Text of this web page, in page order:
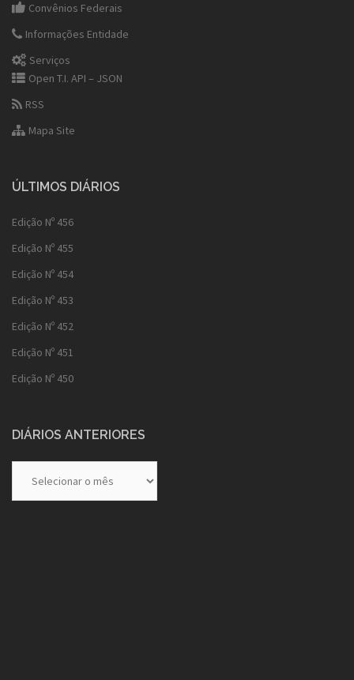
Convênios Federais
Informações Entidade
Serviços
Open T.I. API – JSON
RSS
Mapa Site
ÚLTIMOS DIÁRIOS
Edição Nº 456
Edição Nº 455
Edição Nº 454
Edição Nº 453
Edição Nº 452
Edição Nº 451
Edição Nº 450
DIÁRIOS ANTERIORES
Anteriores